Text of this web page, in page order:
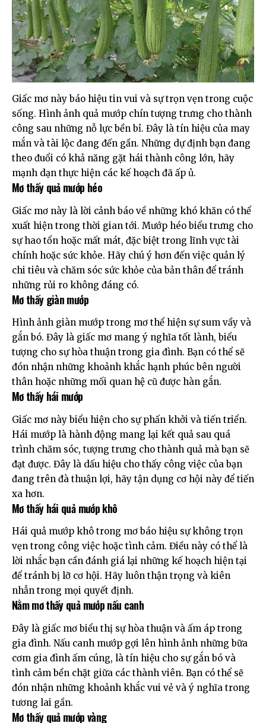
Giấc mơ này báo hiệu tin vui và sự trọn vẹn trong cuộc
sống. Hình ảnh quả mướp chín tượng trưng cho thành
công sau những nỗ lực bền bỉ. Đây là tín hiệu của may
mắn và tài lộc đang đến gần. Những dự định bạn đang
theo đuổi có khả năng gặt hái thành công lớn, hãy
mạnh dạn thực hiện các kế hoạch đã ấp ủ.
Mơ thấy quả mướp héo
Giấc mơ này là lời cảnh báo về những khó khăn có thể
xuất hiện trong thời gian tới. Mướp héo biểu trưng cho
sự hao tổn hoặc mất mát, đặc biệt trong lĩnh vực tài
chính hoặc sức khỏe. Hãy chú ý hơn đến việc quản lý
chi tiêu và chăm sóc sức khỏe của bản thân để tránh
những rủi ro không đáng có.
Mơ thấy giàn mướp
Hình ảnh giàn mướp trong mơ thể hiện sự sum vầy và
gắn bó. Đây là giấc mơ mang ý nghĩa tốt lành, biểu
tượng cho sự hòa thuận trong gia đình. Bạn có thể sẽ
đón nhận những khoảnh khắc hạnh phúc bên người
thân hoặc những mối quan hệ cũ được hàn gắn.
Mơ thấy hái mướp
Giấc mơ này biểu hiện cho sự phấn khởi và tiến triển.
Hái mướp là hành động mang lại kết quả sau quá
trình chăm sóc, tượng trưng cho thành quả mà bạn sẽ
đạt được. Đây là dấu hiệu cho thấy công việc của bạn
đang trên đà thuận lợi, hãy tận dụng cơ hội này để tiến
xa hơn.
Mơ thấy hái quả mướp khô
Hái quả mướp khô trong mơ báo hiệu sự không trọn
vẹn trong công việc hoặc tình cảm. Điều này có thể là
lời nhắc bạn cần đánh giá lại những kế hoạch hiện tại
để tránh bị lỡ cơ hội. Hãy luôn thận trọng và kiên
nhẫn trong mọi quyết định.
Nằm mơ thấy quả mướp nấu canh
Đây là giấc mơ biểu thị sự hòa thuận và ấm áp trong
gia đình. Nấu canh mướp gợi lên hình ảnh những bữa
cơm gia đình ấm cúng, là tín hiệu cho sự gắn bó và
tình cảm bền chặt giữa các thành viên. Bạn có thể sẽ
đón nhận những khoảnh khắc vui vẻ và ý nghĩa trong
tương lai gần.
Mơ thấy quả mướp vàng